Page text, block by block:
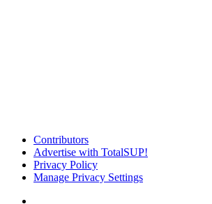
Contributors
Advertise with TotalSUP!
Privacy Policy
Manage Privacy Settings